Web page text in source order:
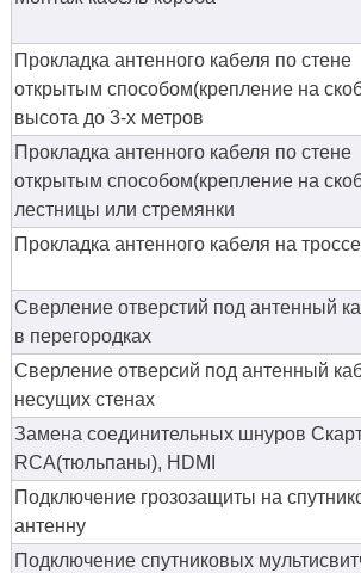
Прокладка антенного кабеля по стене
открытым способом(крепление на
высота до 3-х метров
Прокладка антенного кабеля по стене
открытым способом(крепление на
лестницы или стремянки
Прокладка антенного кабеля на троссе
Сверление отверстий под антенный
в перегородках
Сверление отверсий под антенный
несущих стенах
Замена соединительных шнуров
RCA(тюльпаны), HDMI
Подключение грозозащиты на
антенну
Подключение спутниковых